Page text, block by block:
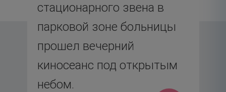
стационарного звена в
парковой зоне больницы
прошел вечерний
киносеанс под открытым
небом.